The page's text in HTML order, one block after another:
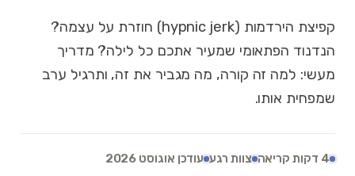
קפיצת הירדמות (hypnic jerk) חוזרת על עצמה?
הנדנוד הפתאומי שמעיר אתכם כל לילה? מדריך
מעשי: למה זה קורה, מה מגביר את זה, ותרגיל ערב
שמפחית אותו.
4 דקות קריאה צוות רגע עודכן אוגוסט 2026